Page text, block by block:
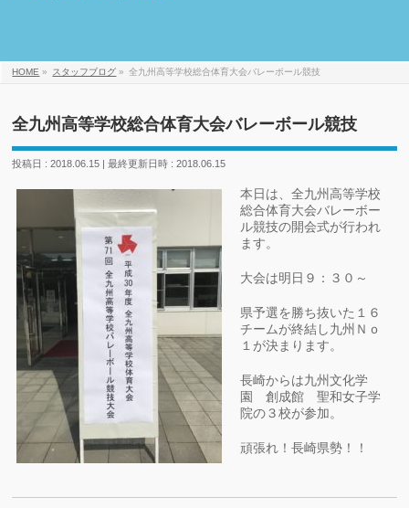
HOME » スタッフブログ » 全九州高等学校総合体育大会バレーボール競技
全九州高等学校総合体育大会バレーボール競技
投稿日 : 2018.06.15 最終更新日時 : 2018.06.15
本日は、全九州高等学校
総合体育大会バレーボー
ル競技の開会式が行われ
ます。
大会は明日９：３０～
県予選を勝ち抜いた１６
チームが終結し九州Ｎｏ
１が決まります。
長崎からは九州文化学
園 創成館 聖和女子学
院の３校が参加。
頑張れ！長崎県勢！！